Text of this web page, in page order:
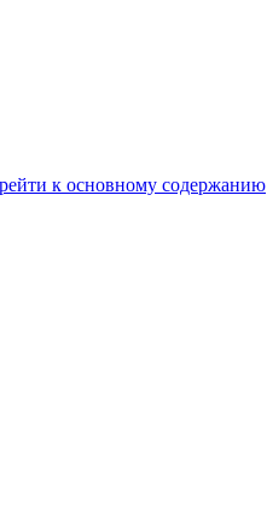
к основному содержанию